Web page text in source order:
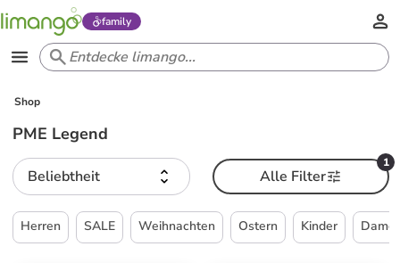
family
Shop
PME Legend
Beliebtheit
1
Alle Filter
Herren SALE Weihnachten Ostern Kinder